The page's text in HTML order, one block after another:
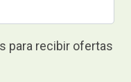
para recibir ofertas